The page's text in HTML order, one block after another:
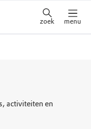
zoek menu
activiteiten en